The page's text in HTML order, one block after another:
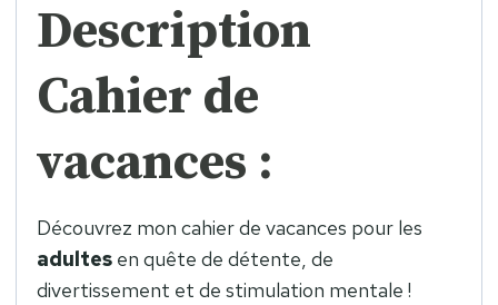
Description
Cahier de
vacances :
Découvrez mon cahier de vacances pour les
adultes en quête de détente, de
divertissement et de stimulation mentale !